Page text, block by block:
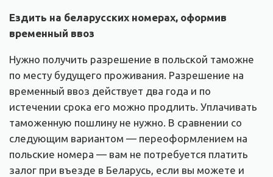
Ездить на беларусских номерах, оформив
временный ввоз
Нужно получить разрешение в польской таможне
по месту будущего проживания. Разрешение на
временный ввоз действует два года и по
истечении срока его можно продлить. Уплачивать
таможенную пошлину не нужно. В сравнении со
следующим вариантом — переоформлением на
польские номера — вам не потребуется платить
залог при въезде в Беларусь, если вы можете и